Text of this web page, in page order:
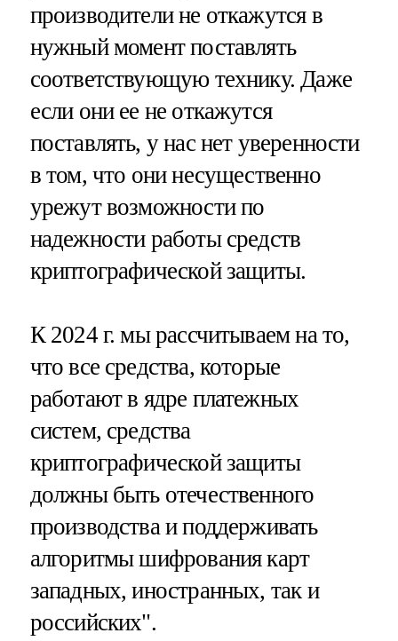
производители не откажутся в
нужный момент поставлять
соответствующую технику. Даже
если они ее не откажутся
поставлять, у нас нет уверенности
в том, что они несущественно
урежут возможности по
надежности работы средств
криптографической защиты.
К 2024 г. мы рассчитываем на то,
что все средства, которые
работают в ядре платежных
систем, средства
криптографической защиты
должны быть отечественного
производства и поддерживать
алгоритмы шифрования карт
западных, иностранных, так и
российских".